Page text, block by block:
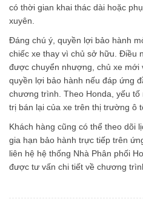
có thời gian khai thác dài hoặc
xuyên.
Đáng chú ý, quyền lợi bảo hành
chiếc xe thay vì chủ sở hữu. Điều
được chuyển nhượng, chủ xe mới
quyền lợi bảo hành nếu đáp ứng
chương trình. Theo Honda, yếu
trị bán lại của xe trên thị trường ô
Khách hàng cũng có thể theo dõi
gia hạn bảo hành trực tiếp trên
liên hệ hệ thống Nhà Phân phối
được tư vấn chi tiết về chương